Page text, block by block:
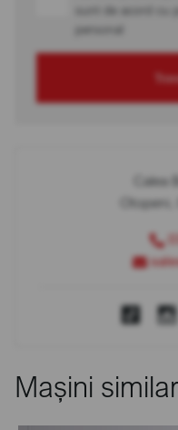
sunt de acord cu
personal
Calea
Mașini